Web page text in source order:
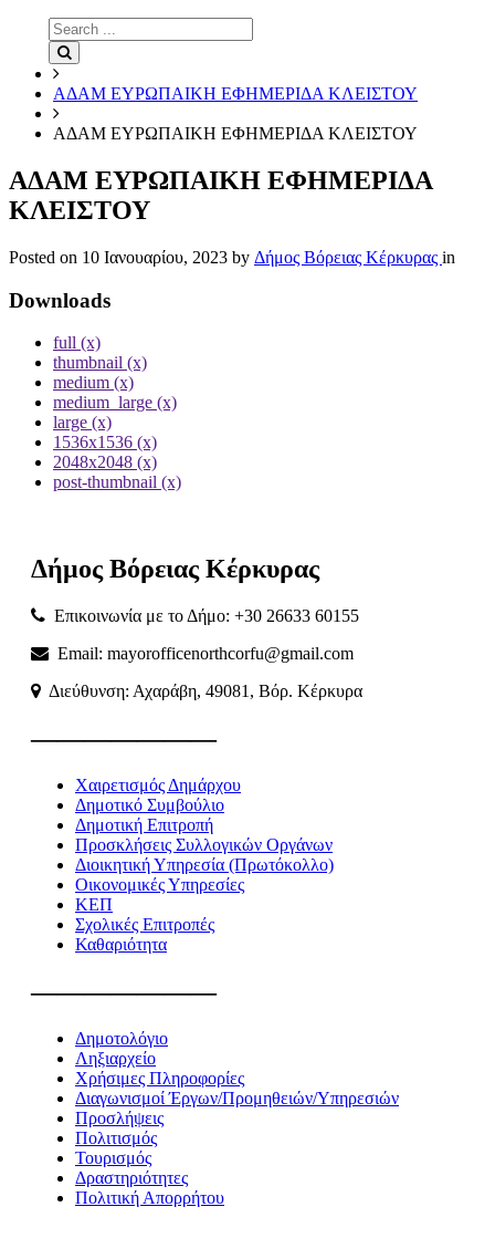
Search
for:
ΑΔΑΜ ΕΥΡΩΠΑΙΚΗ ΕΦΗΜΕΡΙΔΑ ΚΛΕΙΣΤΟΥ
ΑΔΑΜ ΕΥΡΩΠΑΙΚΗ ΕΦΗΜΕΡΙΔΑ ΚΛΕΙΣΤΟΥ
ΑΔΑΜ ΕΥΡΩΠΑΙΚΗ ΕΦΗΜΕΡΙΔΑ
ΚΛΕΙΣΤΟΥ
Posted on 10 Ιανουαρίου, 2023 by Δήμος Βόρειας Κέρκυρας in
Downloads
full (x)
thumbnail (x)
medium (x)
medium_large (x)
large (x)
1536x1536 (x)
2048x2048 (x)
post-thumbnail (x)
Δήμος Βόρειας Κέρκυρας
Επικοινωνία με το Δήμο: +30 26633 60155
Email: mayorofficenorthcorfu@gmail.com
Διεύθυνση: Αχαράβη, 49081, Βόρ. Κέρκυρα
———————
Χαιρετισμός Δημάρχου
Δημοτικό Συμβούλιο
Δημοτική Επιτροπή
Προσκλήσεις Συλλογικών Οργάνων
Διοικητική Υπηρεσία (Πρωτόκολλο)
Οικονομικές Υπηρεσίες
ΚΕΠ
Σχολικές Επιτροπές
Καθαριότητα
———————
Δημοτολόγιο
Ληξιαρχείο
Χρήσιμες Πληροφορίες
Διαγωνισμοί Έργων/Προμηθειών/Υπηρεσιών
Προσλήψεις
Πολιτισμός
Τουρισμός
Δραστηριότητες
Πολιτική Απορρήτου